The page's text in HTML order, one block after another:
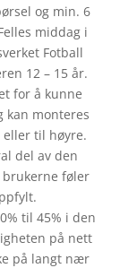
og min. 6
middag i
Fotball
12 – 15 år.
for å kunne
kan monteres
til høyre.
del av den
føler
til 45% i den
på nett
på langt nær